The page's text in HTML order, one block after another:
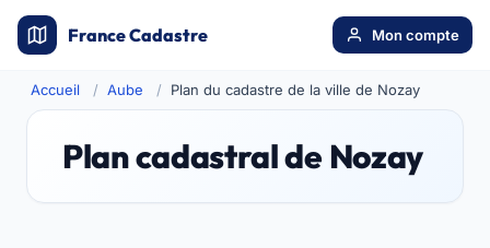
France Cadastre Mon compte
Accueil Aube Plan du cadastre de la ville de Nozay
Plan cadastral de Nozay